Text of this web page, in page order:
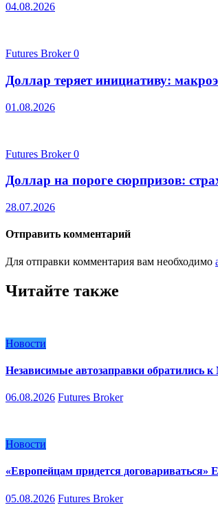
04.08.2026
Futures Broker0
Доллар теряет инициативу:
01.08.2026
Futures Broker0
Доллар на пороге сюрпризов:
28.07.2026
Отправить комментарий
Для отправки комментария вам необходимо
Читайте также
Новости
Независимые автозаправки обратились
06.08.2026 Futures Broker
Новости
«Европейцам придется договариваться»
05.08.2026 Futures Broker